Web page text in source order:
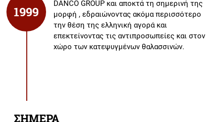
1999
DANCO GROUP και αποκτά τη σημερινή της
μορφή , εδραιώνοντας ακόμα περισσότερο
την θέση της ελληνική αγορά και
επεκτείνοντας τις αντιπροσωπείες και στον
χώρο των κατεψυγμένων θαλασσινών.
ΣΗΜΕΡΑ